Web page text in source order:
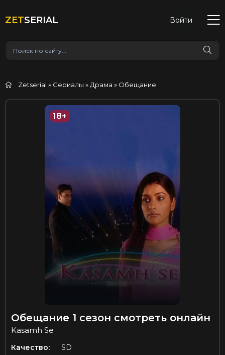
ZETSERIAL Войти
Zetserial » Сериалы » Драма » Обещание
18+
Обещание 1 сезон смотреть онлайн
Kasamh Se
Качество:
SD